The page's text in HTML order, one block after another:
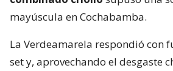
mayúscula en Cochabamba.
La Verdeamarela respondió con
set y, aprovechando el desgaste